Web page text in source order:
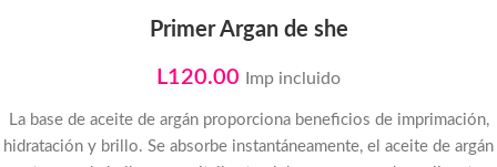
Primer Argan de she
L120.00 Imp incluido
La base de aceite de argán proporciona beneficios de imprimación,
hidratación y brillo. Se absorbe instantáneamente, el aceite de argán